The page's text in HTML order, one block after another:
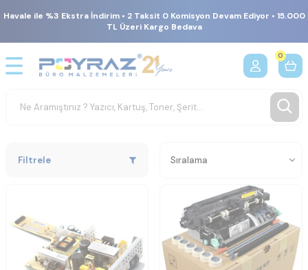
Havale ile %3 Ekstra İndirim • 2 Taksit 0 Komisyon Devam Ediyor • 15.000
TL Üzeri Kargo Bedava
0
Filtrele